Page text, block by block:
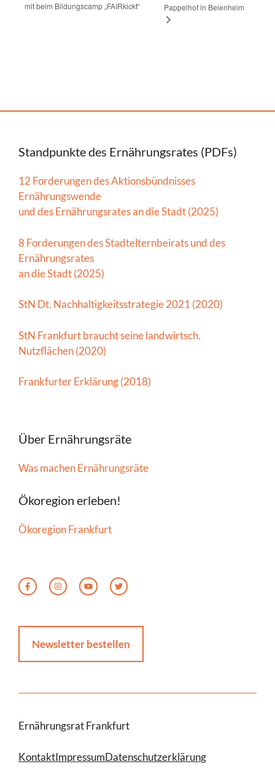
mit beim Bildungscamp „FAIRkickt“
Pappelhof in Beienheim
Standpunkte des Ernährungsrates (PDFs)
12 Forderungen des Aktionsbündnisses
Ernährungswende
und des Ernährungsrates an die Stadt (2025)
8 Forderungen des Stadtelternbeirats und des
Ernährungsrates
an die Stadt (2025)
StN Dt. Nachhaltigkeitsstrategie 2021 (2020)
StN Frankfurt braucht seine landwirtsch.
Nutzflächen (2020)
Frankfurter Erklärung (2018)
Über Ernährungsräte
Was machen Ernährungsräte
Ökoregion erleben!
Ökoregion Frankfurt
Newsletter bestellen
Ernährungsrat Frankfurt
KontaktImpressumDatenschutzerklärung